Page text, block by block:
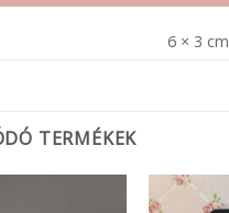
6 × 3 cm
TERMÉKEK